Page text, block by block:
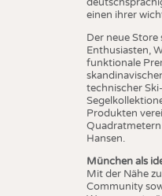
einen ihrer
Der neue
Enthusiasten,
funktionale
technischer
Produkten
Hansen.
München als
Mit der Nähe
Community